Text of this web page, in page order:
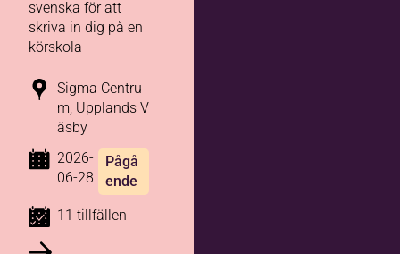
svenska för att
skriva in dig på en
körskola
Sigma Centru
m, Upplands V
äsby
2026-
06-28
Pågå
ende
11 tillfällen